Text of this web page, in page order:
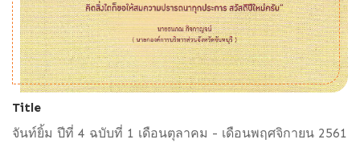
Title
จันท์ยิ้ม ปีที่ 4 ฉบับที่ 1 เดือนตุลาคม - เดือนพฤศจิกายน 2561